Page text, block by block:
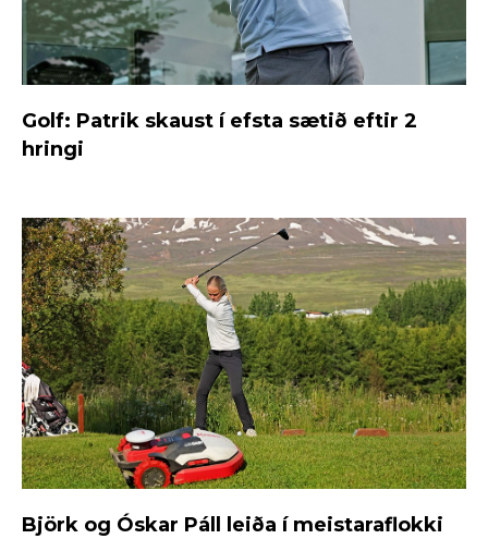
Golf: Patrik skaust í efsta sætið eftir 2
hringi
Björk og Óskar Páll leiða í meistaraflokki